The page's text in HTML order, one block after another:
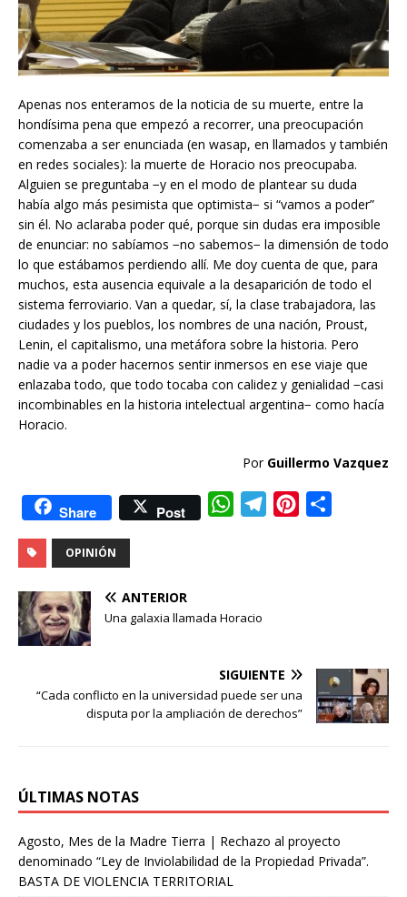
Apenas nos enteramos de la noticia de su muerte, entre la
hondísima pena que empezó a recorrer, una preocupación
comenzaba a ser enunciada (en wasap, en llamados y también
en redes sociales): la muerte de Horacio nos preocupaba.
Alguien se preguntaba −y en el modo de plantear su duda
había algo más pesimista que optimista− si “vamos a poder”
sin él. No aclaraba poder qué, porque sin dudas era imposible
de enunciar: no sabíamos −no sabemos− la dimensión de todo
lo que estábamos perdiendo allí. Me doy cuenta de que, para
muchos, esta ausencia equivale a la desaparición de todo el
sistema ferroviario. Van a quedar, sí, la clase trabajadora, las
ciudades y los pueblos, los nombres de una nación, Proust,
Lenin, el capitalismo, una metáfora sobre la historia. Pero
nadie va a poder hacernos sentir inmersos en ese viaje que
enlazaba todo, que todo tocaba con calidez y genialidad −casi
incombinables en la historia intelectual argentina− como hacía
Horacio.
Por Guillermo Vazquez
Share Post
W
p
m
s
t
i
r
OPINIÓN
ANTERIOR
Una galaxia llamada Horacio
SIGUIENTE
“Cada conflicto en la universidad puede ser una
disputa por la ampliación de derechos”
ÚLTIMAS NOTAS
Agosto, Mes de la Madre Tierra | Rechazo al proyecto
denominado “Ley de Inviolabilidad de la Propiedad Privada”.
BASTA DE VIOLENCIA TERRITORIAL